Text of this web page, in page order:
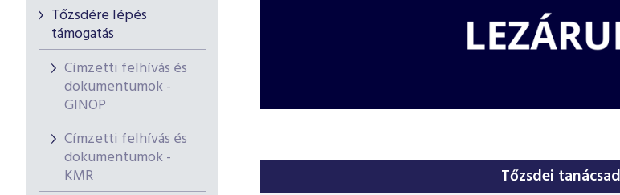
Tőzsdére lépés
támogatás
Címzetti felhívás és
dokumentumok -
GINOP
Címzetti felhívás és
dokumentumok -
KMR
Tőzsdei